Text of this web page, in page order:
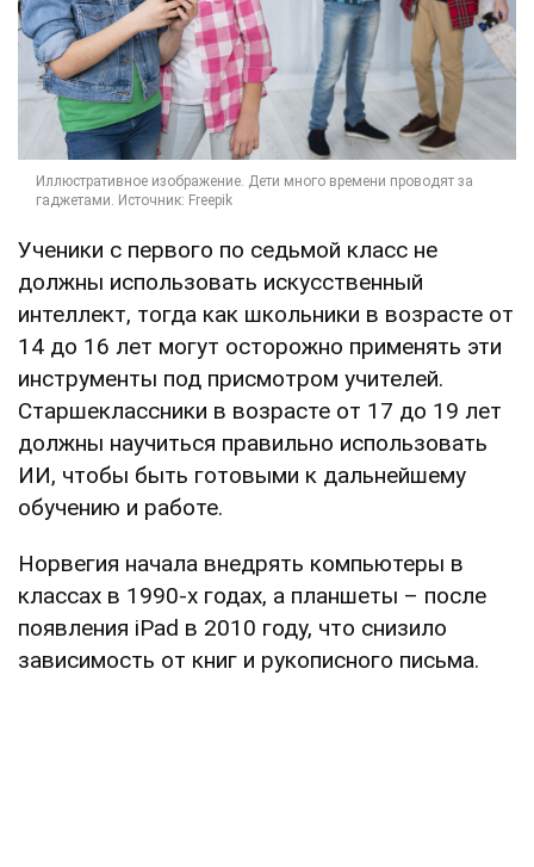
Ученики с первого по седьмой класс не
должны использовать искусственный
интеллект, тогда как школьники в возрасте от
14 до 16 лет могут осторожно применять эти
инструменты под присмотром учителей.
Старшеклассники в возрасте от 17 до 19 лет
должны научиться правильно использовать
ИИ, чтобы быть готовыми к дальнейшему
обучению и работе.
Норвегия начала внедрять компьютеры в
классах в 1990-х годах, а планшеты – после
появления iPad в 2010 году, что снизило
зависимость от книг и рукописного письма.